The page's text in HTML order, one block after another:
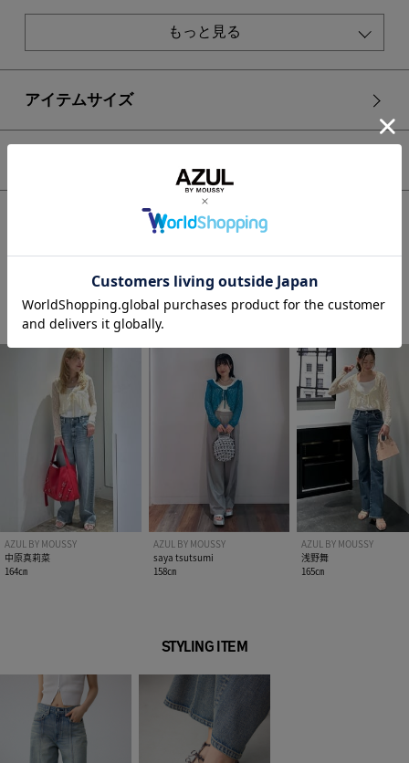
■BLK BLU モデル身長：172cm、着用サイズ：FREEサイズ
※画像の商品は光の照射や角度、お使いのモニター環境によ
り、実物と色味が異なる場合がございます。
※着用、お取り扱いの際は、アテンションタグをご確認くださ
い。
もっと見る
アイテムサイズ
トップス
カーディガン
STAFF COORDINATE
AZUL BY MOUSSY
中原真莉菜
164㎝
AZUL BY MOUSSY
saya tsutsumi
158㎝
AZUL BY MOUSSY
浅野舞
165㎝
STYLING ITEM